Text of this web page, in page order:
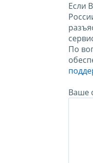
Если
По
Ваше